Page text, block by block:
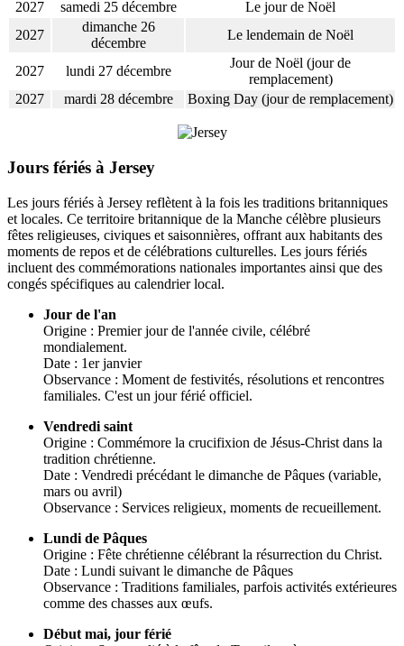
2027
samedi 25 décembre
Le jour de Noël
2027
dimanche 26
décembre
Le lendemain de Noël
2027 lundi 27 décembre
Jour de Noël (jour de
remplacement)
2027
mardi 28 décembre Boxing Day (jour de remplacement)
Jours fériés à Jersey
Les jours fériés à Jersey reflètent à la fois les traditions britanniques
et locales. Ce territoire britannique de la Manche célèbre plusieurs
fêtes religieuses, civiques et saisonnières, offrant aux habitants des
moments de repos et de célébrations culturelles. Les jours fériés
incluent des commémorations nationales importantes ainsi que des
congés spécifiques au calendrier local.
Jour de l'an
Origine : Premier jour de l'année civile, célébré
mondialement.
Date : 1er janvier
Observance : Moment de festivités, résolutions et rencontres
familiales. C'est un jour férié officiel.
Vendredi saint
Origine : Commémore la crucifixion de Jésus-Christ dans la
tradition chrétienne.
Date : Vendredi précédant le dimanche de Pâques (variable,
mars ou avril)
Observance : Services religieux, moments de recueillement.
Lundi de Pâques
Origine : Fête chrétienne célébrant la résurrection du Christ.
Date : Lundi suivant le dimanche de Pâques
Observance : Traditions familiales, parfois activités extérieures
comme des chasses aux œufs.
Début mai, jour férié